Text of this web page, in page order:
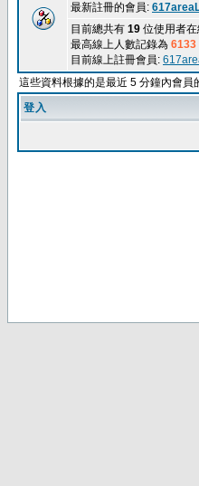
最新註冊的會員:
目前總共有 19 位使用者
最高線上人數記錄為 6133
目前線上註冊會員:
這些資料根據的是最近 5 分鐘內會員
登入